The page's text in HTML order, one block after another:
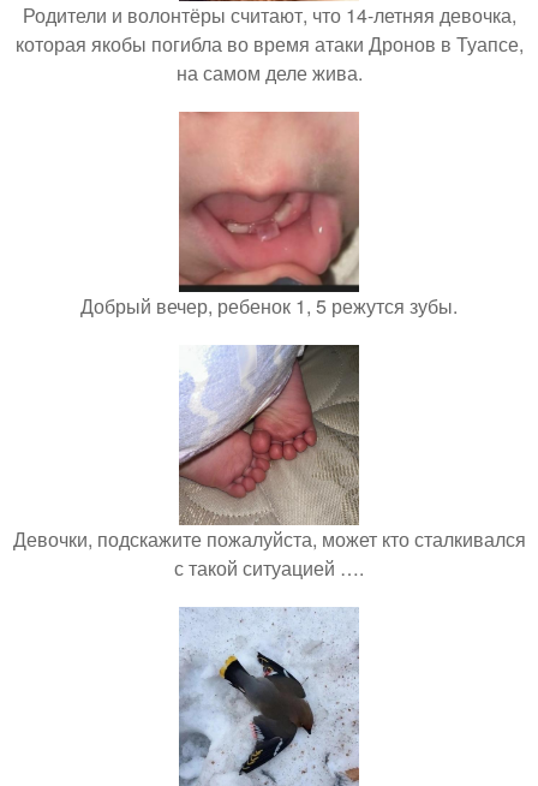
Родители и волонтёры считают, что 14-летняя девочка,
которая якобы погибла во время атаки Дронов в Туапсе,
на самом деле жива.
Добрый вечер, ребенок 1, 5 режутся зубы.
Девочки, подскажите пожалуйста, может кто сталкивался
с такой ситуацией ….